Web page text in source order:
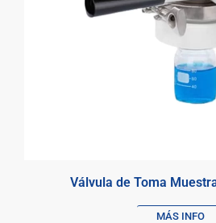
Válvula de Toma
MÁS INFO